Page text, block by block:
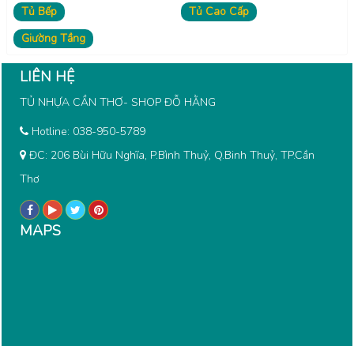
Tủ Bếp
Tủ Cao Cấp
Giường Tầng
LIÊN HỆ
TỦ NHỰA CẦN THƠ- SHOP ĐỖ HẰNG
Hotline: 038-950-5789
ĐC: 206 Bùi Hữu Nghĩa, P.Bình Thuỷ, Q.Binh Thuỷ, TP.Cần
Thơ
MAPS